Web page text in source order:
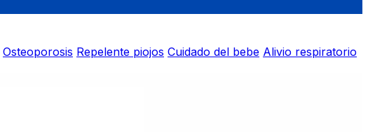
Osteoporosis Repelente piojos Cuidado del bebe Alivio respiratorio